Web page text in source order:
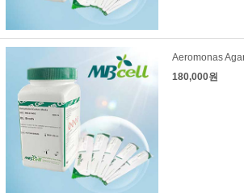
Aeromonas
180,000원